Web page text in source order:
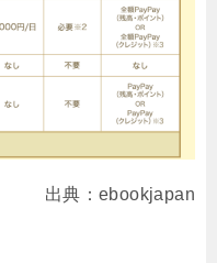
出典：ebookjapan